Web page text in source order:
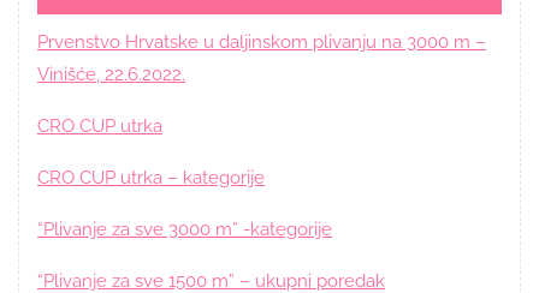
Prvenstvo Hrvatske u daljinskom plivanju na 3000 m –
Vinišće, 22.6.2022.
CRO CUP utrka
CRO CUP utrka – kategorije
“Plivanje za sve 3000 m” -kategorije
“Plivanje za sve 1500 m” – ukupni poredak